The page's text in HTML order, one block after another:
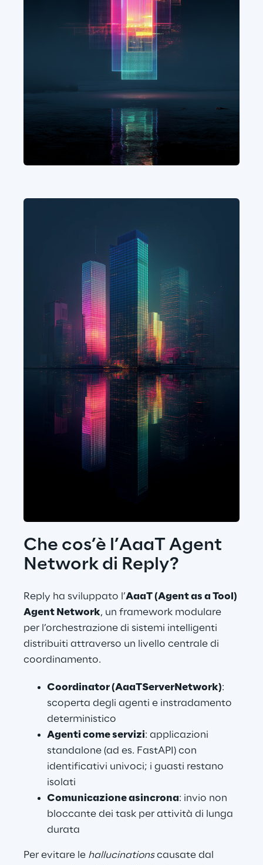
Che cos’è l’AaaT Agent
Network di Reply?
Reply ha sviluppato l’AaaT (Agent as a Tool)
Agent Network, un framework modulare
per l’orchestrazione di sistemi intelligenti
distribuiti attraverso un livello centrale di
coordinamento.
Coordinator (AaaTServerNetwork):
scoperta degli agenti e instradamento
deterministico
Agenti come servizi: applicazioni
standalone (ad es. FastAPI) con
identificativi univoci; i guasti restano
isolati
Comunicazione asincrona: invio non
bloccante dei task per attività di lunga
durata
Per evitare le hallucinations causate dal